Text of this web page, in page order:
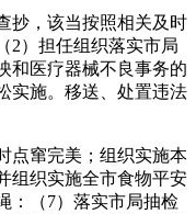
，该当按照相关及时
2）担任组织落实市局
和医疗器械不良事务的
实施。移送、处置违法
窜完美；组织实施本
组织实施全市食物平安
：（7）落实市局抽检